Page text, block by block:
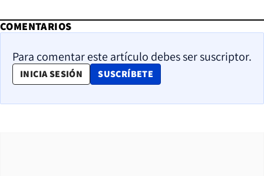
COMENTARIOS
Para comentar este artículo debes ser suscriptor.
INICIA SESIÓN SUSCRÍBETE
OPENS IN NEW WINDOW